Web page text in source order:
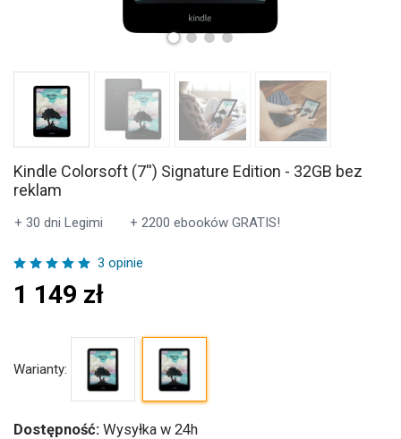
Kindle Colorsoft (7'') Signature Edition - 32GB bez
reklam
+ 30 dni Legimi + 2200 ebooków GRATIS!
3 opinie
1 149 zł
Warianty:
Dostępność: Wysyłka w 24h